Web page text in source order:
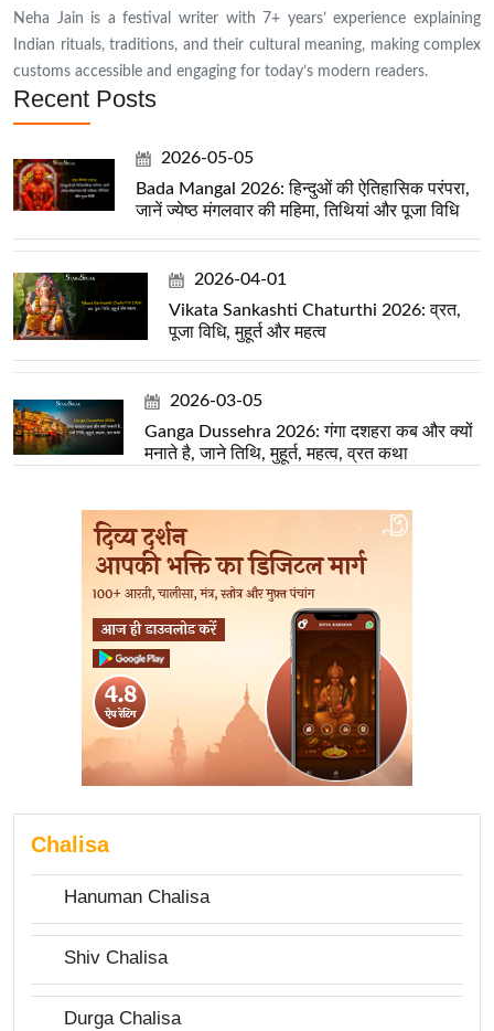
Neha Jain is a festival writer with 7+ years’ experience explaining
Indian rituals, traditions, and their cultural meaning, making complex
customs accessible and engaging for today’s modern readers.
Recent Posts
2026-05-05
Bada Mangal 2026: हिन्दुओं की ऐतिहासिक परंपरा,
जानें ज्येष्ठ मंगलवार की महिमा, तिथियां और पूजा विधि
2026-04-01
Vikata Sankashti Chaturthi 2026: व्रत,
पूजा विधि, मुहूर्त और महत्व
2026-03-05
Ganga Dussehra 2026: गंगा दशहरा कब और क्यों
मनाते है, जाने तिथि, मुहूर्त, महत्व, व्रत कथा
Chalisa
Hanuman Chalisa
Shiv Chalisa
Durga Chalisa